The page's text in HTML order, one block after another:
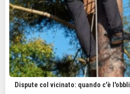
Dispute col vicinato: quando c'è